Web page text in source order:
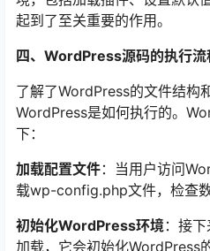
起到了至关重要的作用。
四、WordPress源码的执行流
了解了WordPress的文件结构
WordPress是如何执行的。
下：
加载配置文件：当用户访问
载wp-config.php文件，检查数
初始化WordPress环境：接
加载，它会初始化WordPress